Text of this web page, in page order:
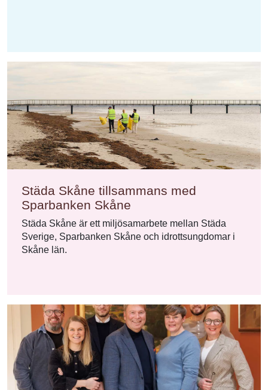
Städa Skåne tillsammans med
Sparbanken Skåne
Städa Skåne är ett miljösamarbete mellan Städa
Sverige, Sparbanken Skåne och idrottsungdomar i
Skåne län.